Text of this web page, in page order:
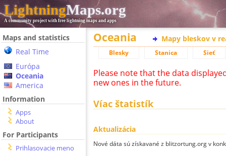
LightningMaps.org
A community project with free lightning maps and apps
Maps and statistics
Real Time
Európa
Oceania
America
Information
Apps
About
For Participants
Prihlasovacie meno
Oceania Mapy bleskov v
Blesky Stanica Sieť
Please note that the data
new ones in the future.
Víac štatistík
Aktualizácia
Nové dáta sú získavané z blitzortung.org v